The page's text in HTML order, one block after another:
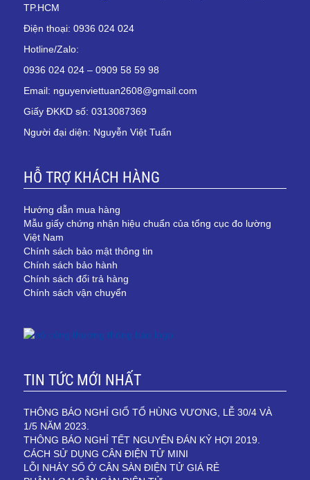
TP.HCM
Điện thoại: 0936 024 024
Hotline/Zalo:
0936 024 024 – 0909 58 59 98
Email: nguyenviettuan2608@gmail.com
Giấy ĐKKD số: 0313087369
Người đại diện: Nguyễn Việt Tuấn
HỖ TRỢ KHÁCH HÀNG
Hướng dẫn mua hàng
Mẫu giấy chứng nhận hiệu chuẩn của tổng cục đo lường
Việt Nam
Chính sách bảo mật thông tin
Chính sách bảo hành
Chính sách đổi trả hàng
Chính sách vận chuyển
TIN TỨC MỚI NHẤT
THÔNG BÁO NGHỈ GIỔ TỔ HÙNG VƯƠNG, LỄ 30/4 VÀ
1/5 NĂM 2023.
THÔNG BÁO NGHỈ TẾT NGUYÊN ĐÁN KỶ HỢI 2019.
CÁCH SỬ DỤNG CÂN ĐIỆN TỬ MINI
LỖI NHẢY SỐ Ở CÂN SÀN ĐIỆN TỬ GIÁ RẺ